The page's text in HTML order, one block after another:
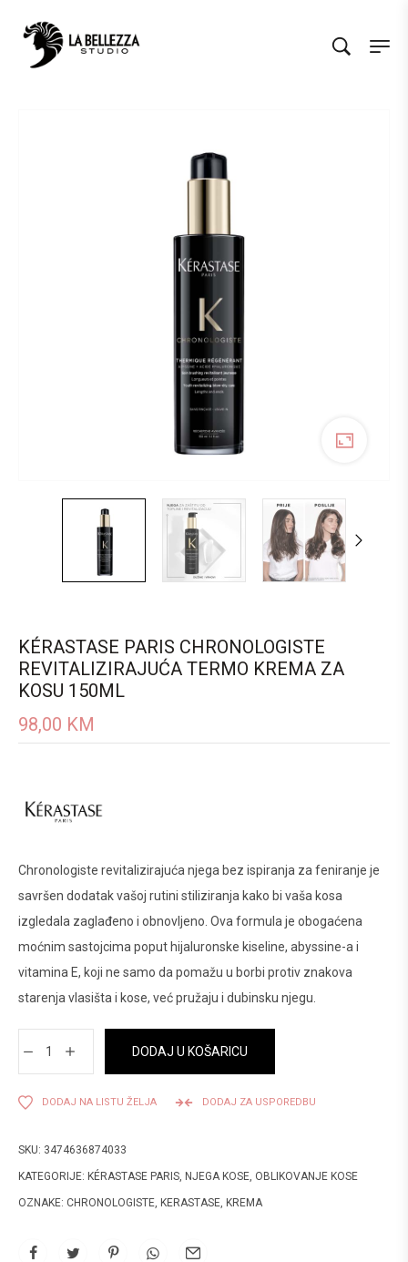
KÉRASTASE PARIS CHRONOLOGISTE
REVITALIZIRAJUĆA TERMO KREMA ZA
KOSU 150ML
98,00 KM
Chronologiste revitalizirajuća njega bez ispiranja za feniranje je
savršen dodatak vašoj rutini stiliziranja kako bi vaša kosa
izgledala zaglađeno i obnovljeno. Ova formula je obogaćena
moćnim sastojcima poput hijaluronske kiseline, abyssine-a i
vitamina E, koji ne samo da pomažu u borbi protiv znakova
starenja vlasišta i kose, već pružaju i dubinsku njegu.
DODAJ U KOŠARICU
DODAJ NA LISTU ŽELJA DODAJ ZA USPOREDBU
SKU: 3474636874033
KATEGORIJE: KÉRASTASE PARIS, NJEGA KOSE, OBLIKOVANJE KOSE
OZNAKE: CHRONOLOGISTE, KERASTASE, KREMA